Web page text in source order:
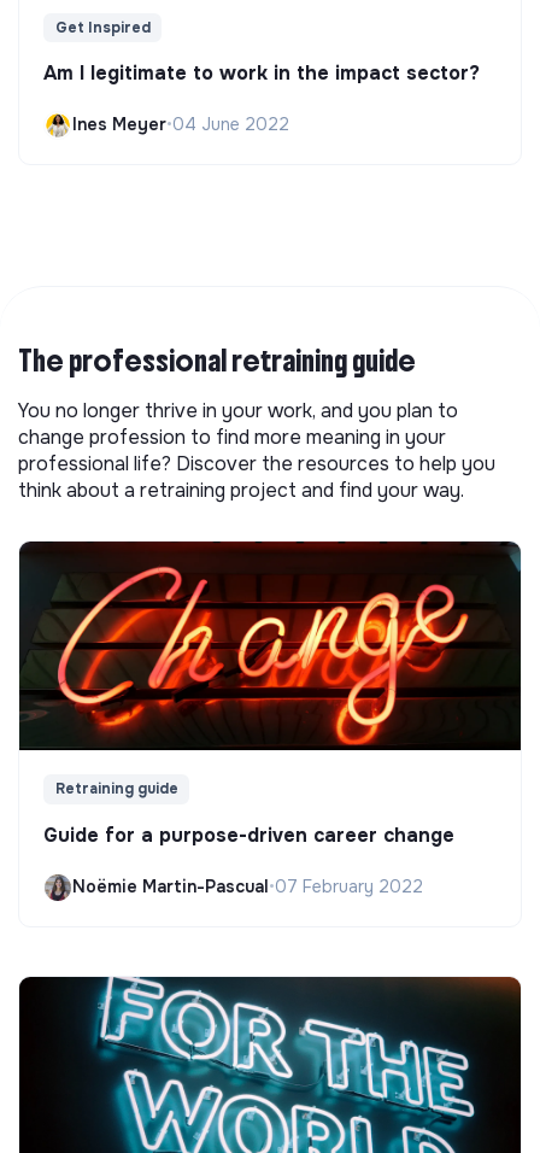
Get Inspired
Am I legitimate to work in the impact sector?
Ines Meyer•04 June 2022
The professional retraining guide
You no longer thrive in your work, and you plan to
change profession to find more meaning in your
professional life? Discover the resources to help you
think about a retraining project and find your way.
Retraining guide
Guide for a purpose-driven career change
Noëmie Martin-Pascual•07 February 2022